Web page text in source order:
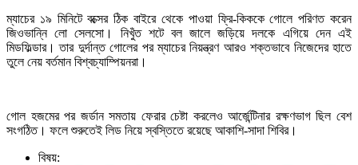
ম্যাচের ১৯ মিনিটে বক্সের ঠিক বাইরে থেকে পাওয়া ফ্রি-কিককে গোলে পরিণত করেন
জিওভান্নি লো সেলসো। নিখুঁত শটে বল জালে জড়িয়ে দলকে এগিয়ে দেন এই
মিডফিল্ডার। তার দুর্দান্ত গোলের পর ম্যাচের নিয়ন্ত্রণ আরও শক্তভাবে নিজেদের হাতে
তুলে নেয় বর্তমান বিশ্বচ্যাম্পিয়নরা।
গোল হজমের পর জর্ডান সমতায় ফেরার চেষ্টা করলেও আর্জেন্টিনার রক্ষণভাগ ছিল বেশ
সংগঠিত। ফলে শুরুতেই লিড নিয়ে স্বস্তিতে রয়েছে আকাশি-সাদা শিবির।
বিষয়: